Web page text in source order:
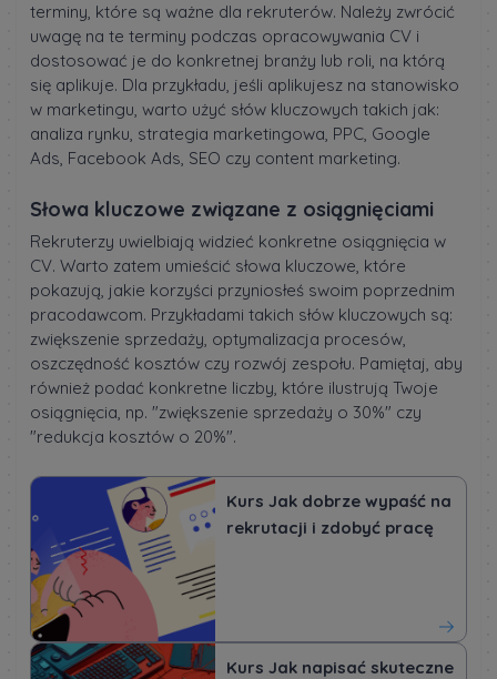
terminy, które są ważne dla rekruterów. Należy zwrócić
uwagę na te terminy podczas opracowywania CV i
dostosować je do konkretnej branży lub roli, na którą
się aplikuje. Dla przykładu, jeśli aplikujesz na stanowisko
w marketingu, warto użyć słów kluczowych takich jak:
analiza rynku, strategia marketingowa, PPC, Google
Ads, Facebook Ads, SEO czy content marketing.
Słowa kluczowe związane z osiągnięciami
Rekruterzy uwielbiają widzieć konkretne osiągnięcia w
CV. Warto zatem umieścić słowa kluczowe, które
pokazują, jakie korzyści przyniosłeś swoim poprzednim
pracodawcom. Przykładami takich słów kluczowych są:
zwiększenie sprzedaży, optymalizacja procesów,
oszczędność kosztów czy rozwój zespołu. Pamiętaj, aby
również podać konkretne liczby, które ilustrują Twoje
osiągnięcia, np. "zwiększenie sprzedaży o 30%" czy
"redukcja kosztów o 20%".
Kurs Jak dobrze wypaść na
rekrutacji i zdobyć pracę
Kurs Jak napisać skuteczne